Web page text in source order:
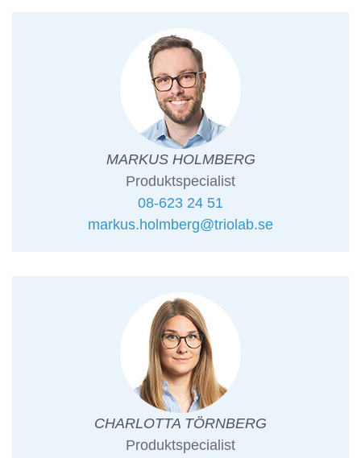
MARKUS HOLMBERG
Produktspecialist
08-623 24 51
markus.holmberg@triolab.se
CHARLOTTA TÖRNBERG
Produktspecialist